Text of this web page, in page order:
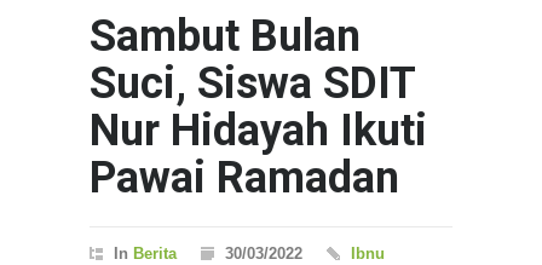
Sambut Bulan
Suci, Siswa SDIT
Nur Hidayah Ikuti
Pawai Ramadan
In Berita 30/03/2022
Ibnu